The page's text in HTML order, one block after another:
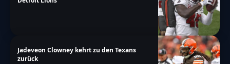
Jadeveon Clowney kehrt zu den Texans
zurück